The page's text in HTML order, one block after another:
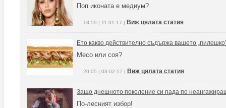
Поп иконата е медиум?
18:59 | 11-01-17 | Виж цялата статия
Ето какво действително съдържа вашето
Месо или соя?
20:05 | 03-02-17 | Виж цялата статия
Защо днешното поколение си пада по
По-лесният избор!